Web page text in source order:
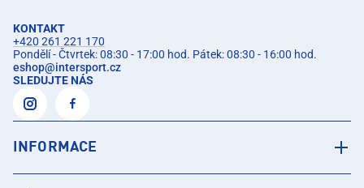
KONTAKT
+420 261 221 170
Pondělí - Čtvrtek: 08:30 - 17:00 hod. Pátek: 08:30 - 16:00 hod.
eshop@intersport.cz
SLEDUJTE NÁS
INFORMACE